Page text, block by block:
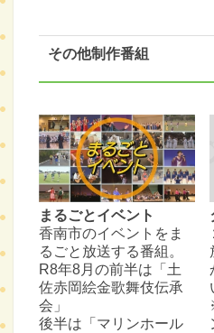
その他制作番組
まるごとイベント
香南市のイベントをま
るごと放送する番組。
R8年8月の前半は「土
佐赤岡絵金歌舞伎伝承
会」
後半は「マリンホール